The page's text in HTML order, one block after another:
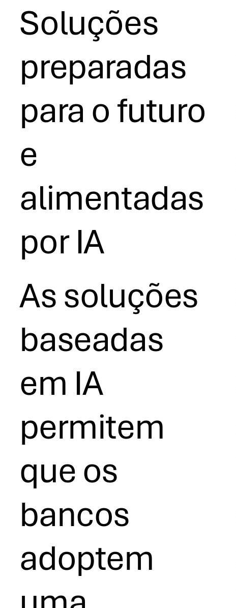
Soluções
preparadas
para o futuro
e
alimentadas
por IA
As soluções
baseadas
em IA
permitem
que os
bancos
adoptem